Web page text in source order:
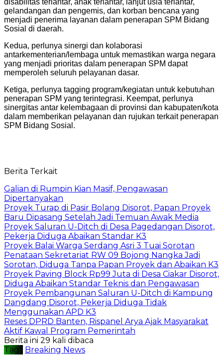
gelandangan dan pengemis, dan korban bencana yang
menjadi penerima layanan dalam penerapan SPM Bidang
Sosial di daerah.
Kedua, perlunya sinergi dan kolaborasi
antarkementerian/lembaga untuk memastikan warga negara
yang menjadi prioritas dalam penerapan SPM dapat
memperoleh seluruh pelayanan dasar.
Ketiga, perlunya tagging program/kegiatan untuk kebutuhan
penerapan SPM yang terintegrasi. Keempat, perlunya
sinergitas antar kelembagaan di provinsi dan kabupaten/kota
dalam memberikan pelayanan dan rujukan terkait penerapan
SPM Bidang Sosial.
Berita Terkait
Galian di Rumpin Kian Masif, Pengawasan
Dipertanyakan
Proyek Turap di Pasir Bolang Disorot, Papan Proyek
Baru Dipasang Setelah Jadi Temuan Awak Media
Proyek Saluran U-Ditch di Desa Pagedangan Disorot,
Pekerja Diduga Abaikan Standar K3
Proyek Balai Warga Serdang Asri 3 Tuai Sorotan
Penataan Sekretariat RW 09 Bojong Nangka Jadi
Sorotan, Diduga Tanpa Papan Proyek dan Abaikan K3
Proyek Paving Block Rp99 Juta di Desa Ciakar Disorot,
Diduga Abaikan Standar Teknis dan Pengawasan
Proyek Pembangunan Saluran U-Ditch di Kampung
Dangdang Disorot, Pekerja Diduga Tidak
Menggunakan APD K3
Reses DPRD Banten, Rispanel Arya Ajak Masyarakat
Aktif Kawal Program Pemerintah
Berita ini 29 kali dibaca
Tag :
Breaking News